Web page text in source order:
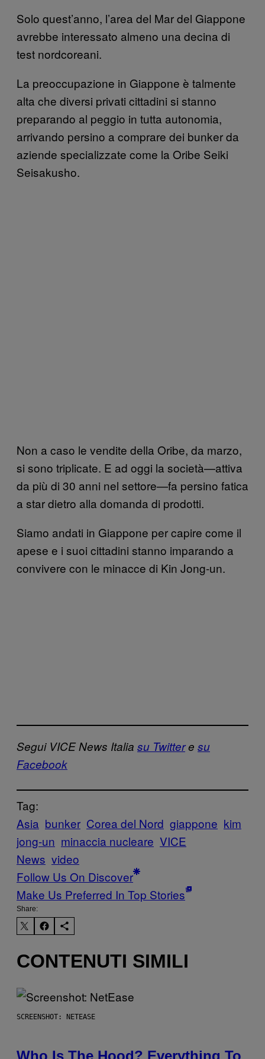
Solo quest’anno, l’area del Mar del Giappone
avrebbe interessato almeno una decina di
test nordcoreani.
La preoccupazione in Giappone è talmente
alta che diversi privati cittadini si stanno
preparando al peggio in tutta autonomia,
arrivando persino a comprare dei bunker da
aziende specializzate come la Oribe Seiki
Seisakusho.
Non a caso le vendite della Oribe, da marzo,
si sono triplicate. E ad oggi la società—attiva
da più di 30 anni nel settore—fa persino fatica
a star dietro alla domanda di prodotti.
Siamo andati in Giappone per capire come il
apese e i suoi cittadini stanno imparando a
convivere con le minacce di Kin Jong-un.
Segui VICE News Italia su Twittere su
Facebook
Tag:
Asia bunker Corea del Nord giappone kim
jong-un minaccia nucleare VICE
News video
Follow Us On Discover
Make Us Preferred In Top Stories
Share:
CONTENUTI SIMILI
SCREENSHOT: NETEASE
Who Is The Hood? Everything To